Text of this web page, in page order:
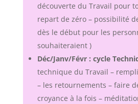
découverte du Travail pour
repart de zéro – possibilité
dès le début pour les
souhaiteraient )
Déc/Janv/Févr : cycle
technique du Travail –
– les retournements – faire
croyance à la fois –